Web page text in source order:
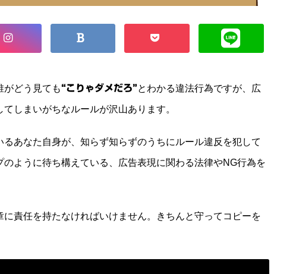
がどう見ても“こりゃダメだろ”とわかる違法行為ですが、広
しまいがちなルールが沢山あります。
あなた自身が、知らず知らずのうちにルール違反を犯して
ように待ち構えている、広告表現に関わる法律やNG行為を
責任を持たなければいけません。きちんと守ってコピーを